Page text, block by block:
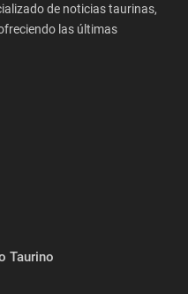
de noticias taurinas,
las últimas
Taurino